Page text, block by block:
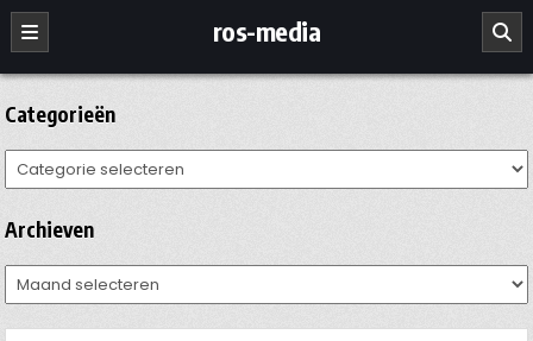
Ga
naar
de
inhoud
ros-media
Categorieën
Categorieën
Archieven
Archieven